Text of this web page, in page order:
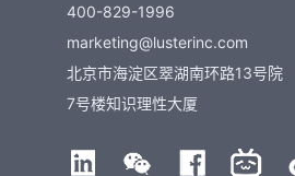
400-829-1996
marketing@lusterinc.com
北京市海淀区翠湖南环路13号院
7号楼知识理性大厦